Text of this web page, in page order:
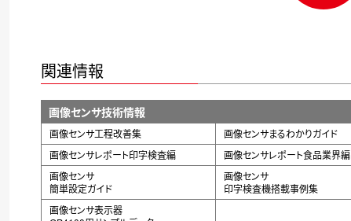
関連情報
画像センサ技術情報
画像センサ工程改善集 画像センサまるわかりガイド
画像センサレポート印字検査編
画像センサレポート食品業界編
画像センサ
簡単設定ガイド
画像センサ
印字検査機搭載事例集
画像センサ表示器